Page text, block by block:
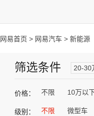
网易首页 > 网易汽车 > 新能源
筛选条件 20-30
价格： 不限 10万以
级别： 不限 微型车